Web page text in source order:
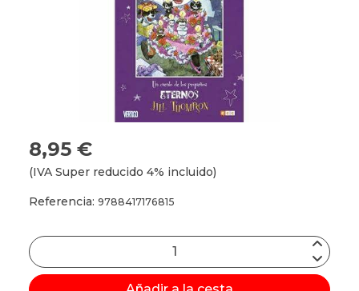
8,95 €
(IVA Super reducido 4% incluido)
Referencia: 9788417176815